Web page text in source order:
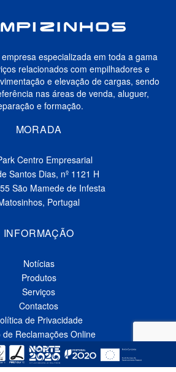
especializada em toda a gama
relacionados com empilhadores e
e elevação de cargas, sendo
nas áreas de venda, aluguer,
e formação.
MORADA
Centro Empresarial
Santos Dias, nº 1121 H
São Mamede de Infesta
Portugal
INFORMAÇÃO
Notícias
Produtos
Serviços
Contactos
de Privacidade
de Reclamações Online
CONTACTOS